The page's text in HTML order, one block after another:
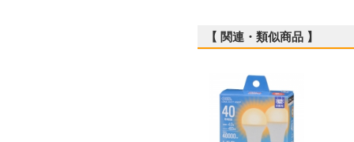
【 関連・類似商品 】